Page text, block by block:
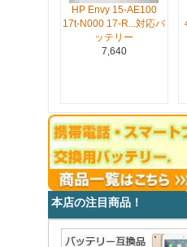
HP Envy 15-AE100
17t-N000 17-R...対応バ
ッテリー
7,640
本店の注目商品！